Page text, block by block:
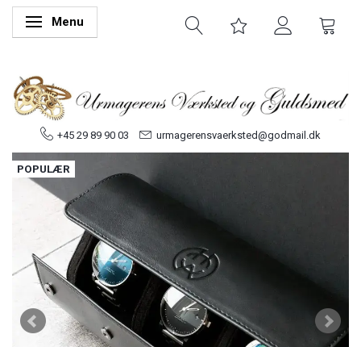
Skifte navigation
Menu
+45 29 89 90 03 urmagerensvaerksted@godmail.dk
POPULÆR